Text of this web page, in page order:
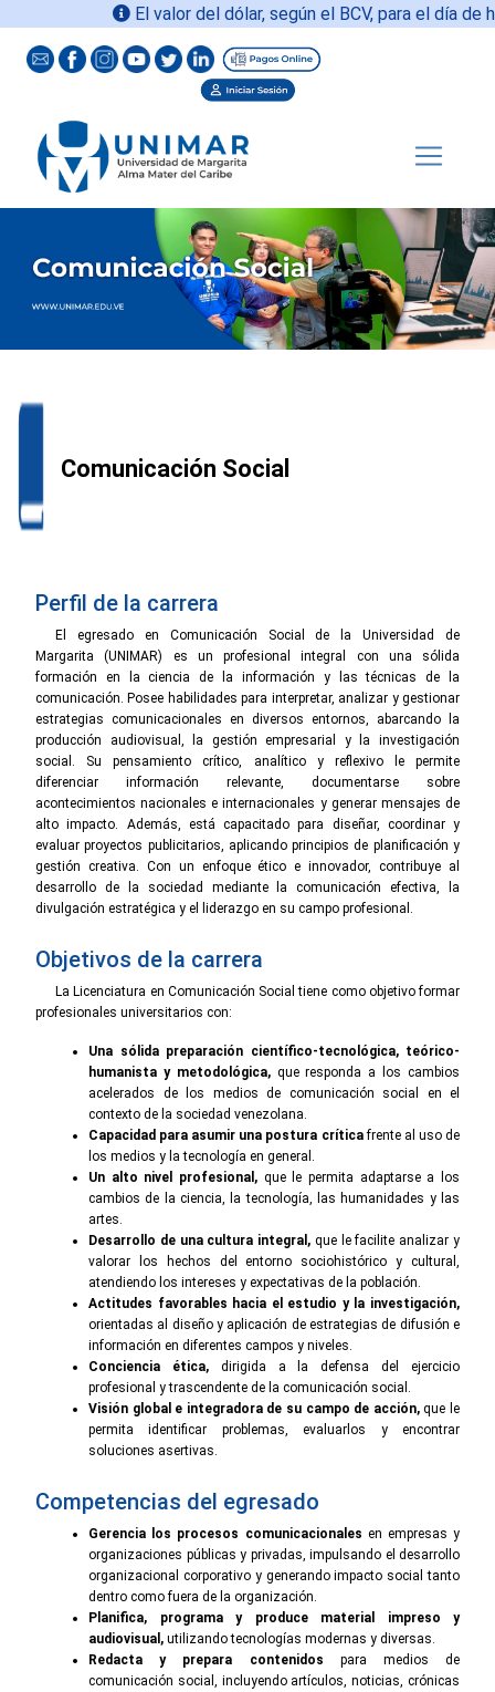
El valor del dólar, según el BCV, para el día de
Comunicación Social
Perfil de la carrera
El egresado en Comunicación Social de la Universidad de
Margarita (UNIMAR) es un profesional integral con una sólida
formación en la ciencia de la información y las técnicas de la
comunicación. Posee habilidades para interpretar, analizar y gestionar
estrategias comunicacionales en diversos entornos, abarcando la
producción audiovisual, la gestión empresarial y la investigación
social. Su pensamiento crítico, analítico y reflexivo le permite
diferenciar información relevante, documentarse sobre
acontecimientos nacionales e internacionales y generar mensajes de
alto impacto. Además, está capacitado para diseñar, coordinar y
evaluar proyectos publicitarios, aplicando principios de planificación y
gestión creativa. Con un enfoque ético e innovador, contribuye al
desarrollo de la sociedad mediante la comunicación efectiva, la
divulgación estratégica y el liderazgo en su campo profesional.
Objetivos de la carrera
La Licenciatura en Comunicación Social tiene como objetivo formar
profesionales universitarios con:
Una sólida preparación científico-tecnológica, teórico-
humanista y metodológica,que responda a los cambios
acelerados de los medios de comunicación social en el
contexto de la sociedad venezolana.
Capacidad para asumir una postura críticafrente al uso de
los medios y la tecnología en general.
Un alto nivel profesional, que le permita adaptarse a los
cambios de la ciencia, la tecnología, las humanidades y las
artes.
Desarrollo de una cultura integral, que le facilite analizar y
valorar los hechos del entorno sociohistórico y cultural,
atendiendo los intereses y expectativas de la población.
Actitudes favorables hacia el estudio y la investigación,
orientadas al diseño y aplicación de estrategias de difusión e
información en diferentes campos y niveles.
Conciencia ética,dirigida a la defensa del ejercicio
profesional y trascendente de la comunicación social.
Visión global e integradora de su campo de acción,que le
permita identificar problemas, evaluarlos y encontrar
soluciones asertivas.
Competencias del egresado
Gerencia los procesos comunicacionales en empresas y
organizaciones públicas y privadas, impulsando el desarrollo
organizacional corporativo y generando impacto social tanto
dentro como fuera de la organización.
Planifica, programa y produce material impreso y
audiovisual, utilizando tecnologías modernas y diversas.
Redacta y prepara contenidos para medios de
comunicación social, incluyendo artículos, noticias, crónicas